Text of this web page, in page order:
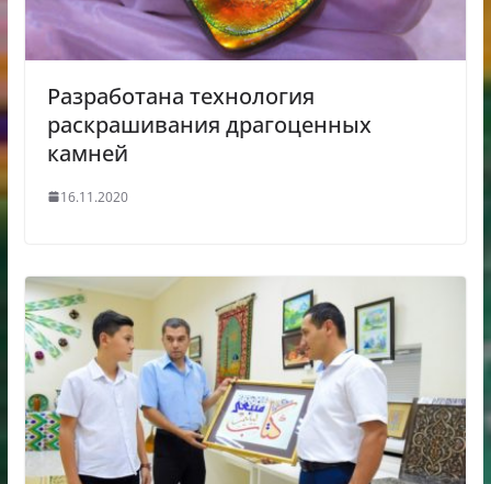
Разработана технология
раскрашивания драгоценных
камней
16.11.2020